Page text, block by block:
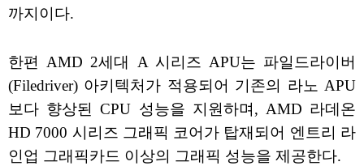
까지이다.
한편 AMD 2세대 A 시리즈 APU는 파일드라이버
(Filedriver) 아키텍처가 적용되어 기존의 라노 APU
보다 향상된 CPU 성능을 지원하며, AMD 라데온
HD 7000 시리즈 그래픽 코어가 탑재되어 엔트리 라
인업 그래픽카드 이상의 그래픽 성능을 제공한다.